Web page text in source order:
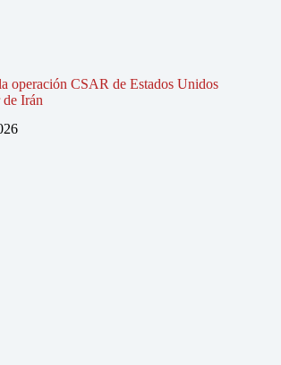
operación CSAR de Estados Unidos
de Irán